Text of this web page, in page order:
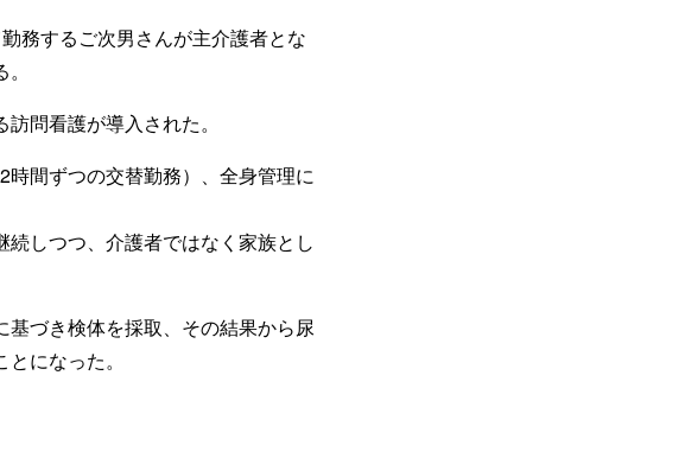
務するご次男さんが主介護者とな
問看護が導入された。
間ずつの交替勤務）、全身管理に
しつつ、介護者ではなく家族とし
づき検体を採取、その結果から尿
になった。